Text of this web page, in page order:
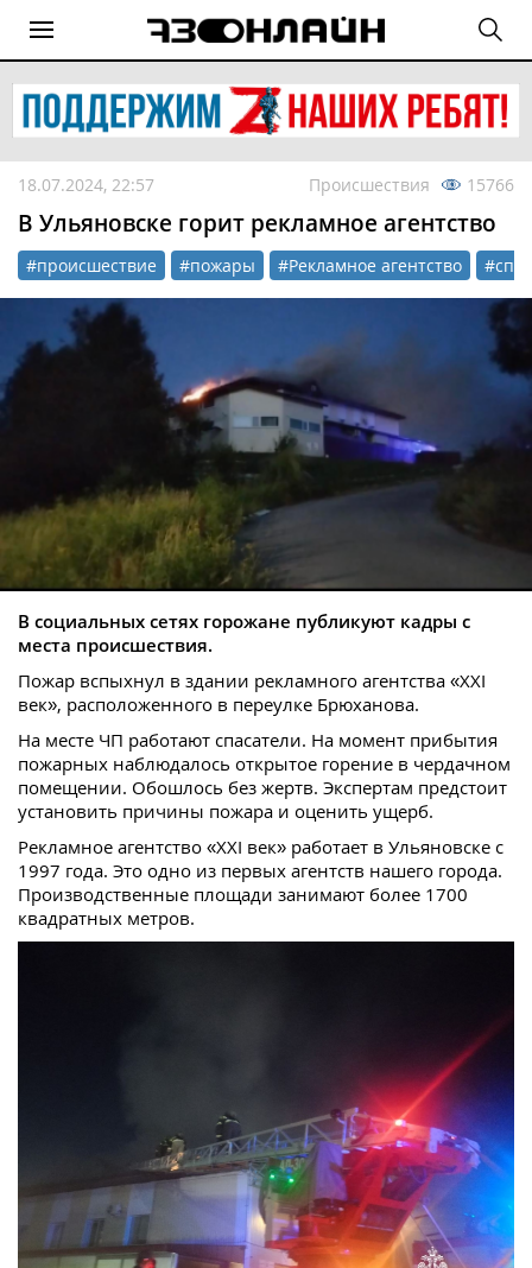
18.07.2024, 22:57 Происшествия 15766
В Ульяновске горит рекламное агентство
#происшествие #пожары #Рекламное агентство
В социальных сетях горожане публикуют кадры с
места происшествия.
Пожар вспыхнул в здании рекламного агентства «XXI
век», расположенного в переулке Брюханова.
На месте ЧП работают спасатели. На момент прибытия
пожарных наблюдалось открытое горение в чердачном
помещении. Обошлось без жертв. Экспертам предстоит
установить причины пожара и оценить ущерб.
Рекламное агентство «XXI век» работает в Ульяновске с
1997 года. Это одно из первых агентств нашего города.
Производственные площади занимают более 1700
квадратных метров.